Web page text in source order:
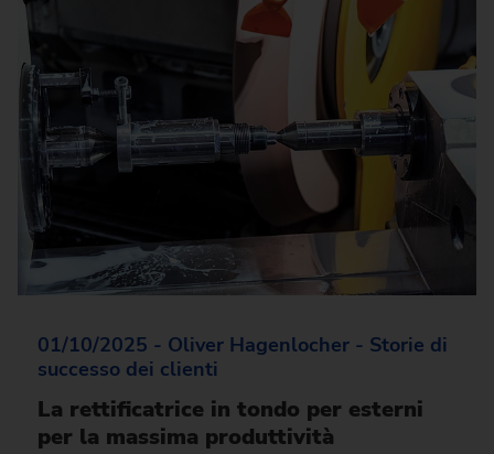
01/10/2025 - Oliver Hagenlocher - Storie di
successo dei clienti
La rettificatrice in tondo per esterni
per la massima produttività